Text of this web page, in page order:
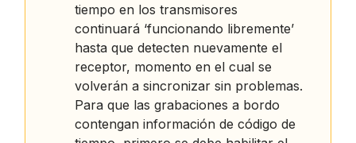
tiempo en los transmisores
continuará ‘funcionando libremente’
hasta que detecten nuevamente el
receptor, momento en el cual se
volverán a sincronizar sin problemas.
Para que las grabaciones a bordo
contengan información de código de